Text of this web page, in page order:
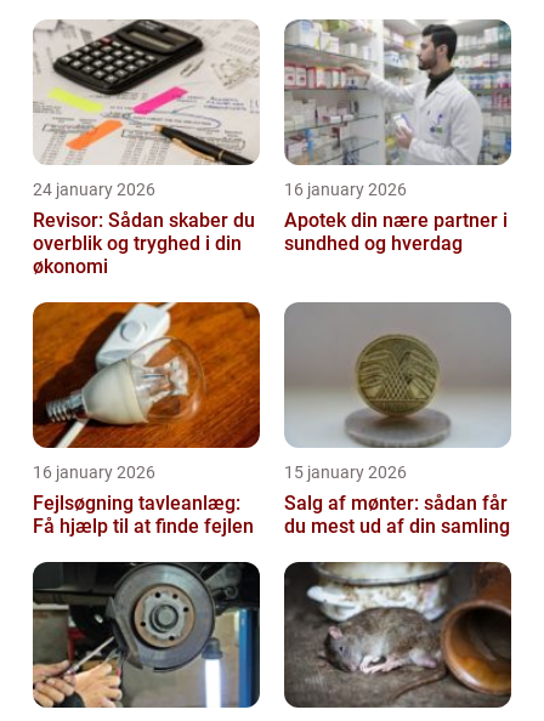
24 january 2026
Revisor: Sådan skaber du
overblik og tryghed i din
økonomi
16 january 2026
Apotek din nære partner i
sundhed og hverdag
16 january 2026
Fejlsøgning tavleanlæg:
Få hjælp til at finde fejlen
15 january 2026
Salg af mønter: sådan får
du mest ud af din samling